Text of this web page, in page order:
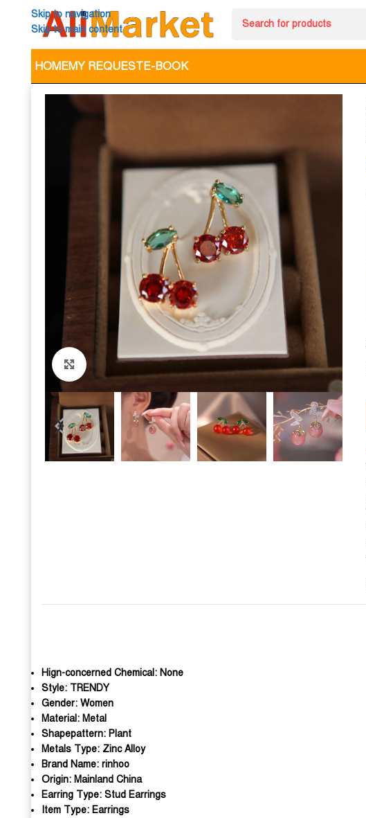
Skip to navigation
Skip to main content
HOMEMY REQUESTE-BOOK
Click to enlarge
Hign-concerned Chemical: None
Style: TRENDY
Gender: Women
Material: Metal
Shapepattern: Plant
Metals Type: Zinc Alloy
Brand Name: rinhoo
Origin: Mainland China
Earring Type: Stud Earrings
Item Type: Earrings